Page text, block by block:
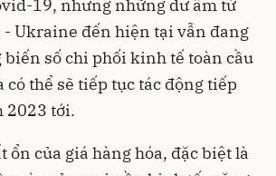
19, nhưng những dư âm từ
- Ukraine đến hiện tại vẫn đang
số chi phối kinh tế toàn cầu
có thể sẽ tiếp tục tác động tiếp
2023 tới.
ổn của giá hàng hóa, đặc biệt là